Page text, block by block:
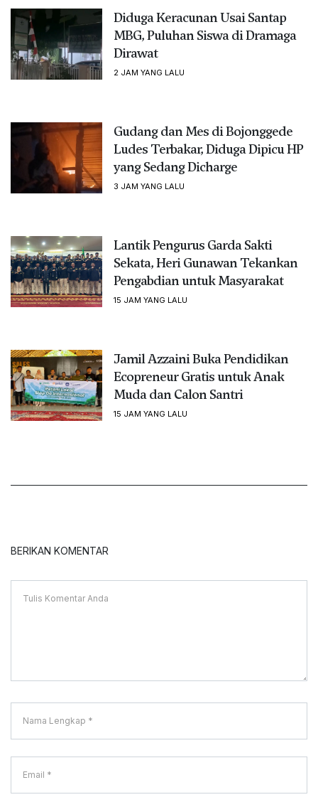
Diduga Keracunan Usai Santap
MBG, Puluhan Siswa di Dramaga
Dirawat
2 JAM YANG LALU
Gudang dan Mes di Bojonggede
Ludes Terbakar, Diduga Dipicu HP
yang Sedang Dicharge
3 JAM YANG LALU
Lantik Pengurus Garda Sakti
Sekata, Heri Gunawan Tekankan
Pengabdian untuk Masyarakat
15 JAM YANG LALU
Jamil Azzaini Buka Pendidikan
Ecopreneur Gratis untuk Anak
Muda dan Calon Santri
15 JAM YANG LALU
BERIKAN KOMENTAR